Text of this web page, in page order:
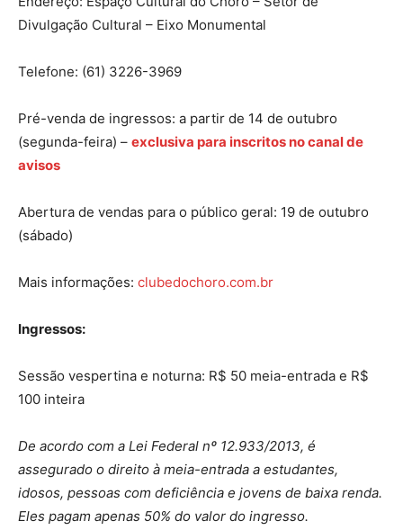
Divulgação Cultural – Eixo Monumental
Telefone: (61) 3226-3969
Pré-venda de ingressos: a partir de 14 de outubro
(segunda-feira) – exclusiva para inscritos no canal de
avisos
Abertura de vendas para o público geral: 19 de outubro
(sábado)
Mais informações: clubedochoro.com.br
Ingressos:
Sessão vespertina e noturna: R$ 50 meia-entrada e R$
100 inteira
De acordo com a Lei Federal nº 12.933/2013, é
assegurado o direito à meia-entrada a estudantes,
idosos, pessoas com deficiência e jovens de baixa renda.
Eles pagam apenas 50% do valor do ingresso.